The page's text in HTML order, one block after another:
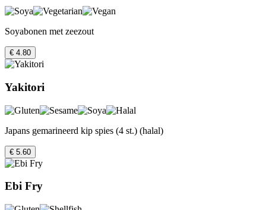
Soyabonen met zeezout
€ 4.80
Yakitori
Japans gemarineerd kip spies (4 st.) (halal)
€ 5.60
Ebi Fry